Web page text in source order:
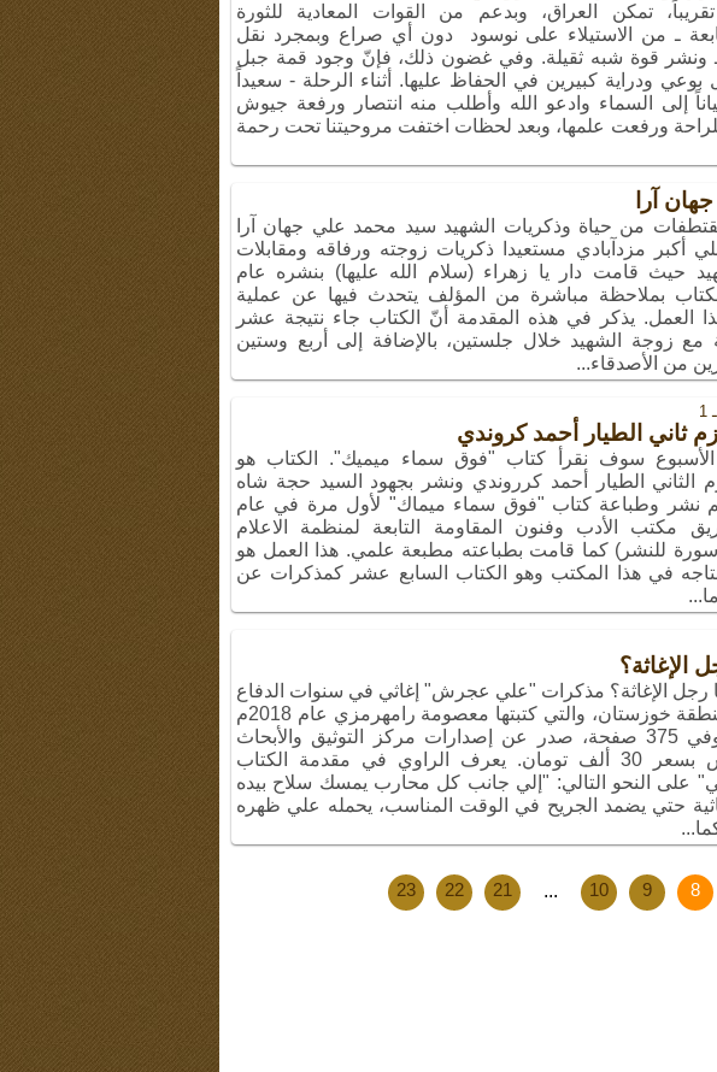
تمكن العراق، وبدعم من القوات المعادية للثورة
ـ من الاستيلاء على نوسود دون أي صراع وبمجرد نقل
ونشر قوة شبه ثقيلة. وفي غضون ذلك، فإنّ وجود قمة جبل
ودراية كبيرين في الحفاظ عليها. أثناء الرحلة - سعيداً
إلى السماء وادعو الله وأطلب منه انتصار ورفعة جيوش
للراحة ورفعت علمها، وبعد لحظات اختفت مروحيتنا تحت رحمة
آرا
من حياة وذكريات الشهيد سيد محمد علي جهان آرا
أكبر مزدآبادي مستعيدا ذكريات زوجته ورفاقه ومقابلات
حيث قامت دار يا زهراء (سلام الله عليها) بنشره عام
الكتاب بملاحظة مباشرة من المؤلف يتحدث فيها عن عملية
العمل. يذكر في هذه المقدمة أنّ الكتاب جاء نتيجة عشر
مع زوجة الشهيد خلال جلستين، بالإضافة إلى أربع وستين
من الأصدقاء...
ثاني الطيار أحمد كروندي
الأسبوع سوف نقرأ كتاب "فوق سماء ميميك". الكتاب هو
الثاني الطيار أحمد كرروندي ونشر بجهود السيد حجة شاه
نشر وطباعة كتاب "فوق سماء ميماك" لأول مرة في عام
طريق مكتب الأدب وفنون المقاومة التابعة لمنظمة الاعلام
سورة للنشر) كما قامت بطباعته مطبعة علمي. هذا العمل هو
إنتاجه في هذا المكتب وهو الكتاب السابع عشر كمذكرات عن
الإغاثة؟
رجل الإغاثة؟ مذكرات "علي عجرش" إغاثي في سنوات الدفاع
المقدس في منطقة خوزستان، والتي كتبتها معصومة رامهرمزي عام 2018م
بغلاف ورقي وفي 375 صفحة، صدر عن إصدارات مركز التوثيق والأبحاث
للدفاع المقدس بسعر 30 ألف تومان. يعرف الراوي في مقدمة الكتاب
على النحو التالي: "إلي جانب كل محارب يمسك سلاح بيده
حتي يضمد الجريح في الوقت المناسب، يحمله علي ظهره
8
9
10
...
21
22
23